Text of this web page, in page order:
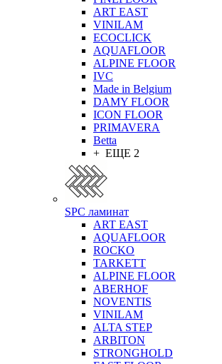
ART EAST
VINILAM
ECOCLICK
AQUAFLOOR
ALPINE FLOOR
IVC
Made in Belgium
DAMY FLOOR
ICON FLOOR
PRIMAVERA
Betta
+ ЕЩЕ 2
SPC ламинат
ART EAST
AQUAFLOOR
ROCKO
TARKETT
ALPINE FLOOR
ABERHOF
NOVENTIS
VINILAM
ALTA STEP
ARBITON
STRONGHOLD